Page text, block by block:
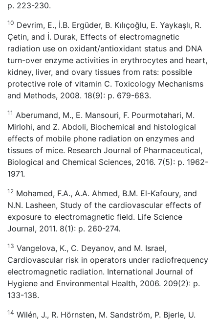
p. 223-230.
10 Devrim, E., İ.B. Ergüder, B. Kılıçoğlu, E. Yaykaşlı, R.
Çetin, and İ. Durak, Effects of electromagnetic
radiation use on oxidant/antioxidant status and DNA
turn-over enzyme activities in erythrocytes and heart,
kidney, liver, and ovary tissues from rats: possible
protective role of vitamin C. Toxicology Mechanisms
and Methods, 2008. 18(9): p. 679-683.
11 Aberumand, M., E. Mansouri, F. Pourmotahari, M.
Mirlohi, and Z. Abdoli, Biochemical and histological
effects of mobile phone radiation on enzymes and
tissues of mice. Research Journal of Pharmaceutical,
Biological and Chemical Sciences, 2016. 7(5): p. 1962-
1971.
12 Mohamed, F.A., A.A. Ahmed, B.M. El-Kafoury, and
N.N. Lasheen, Study of the cardiovascular effects of
exposure to electromagnetic field. Life Science
Journal, 2011. 8(1): p. 260-274.
13 Vangelova, K., C. Deyanov, and M. Israel,
Cardiovascular risk in operators under radiofrequency
electromagnetic radiation. International Journal of
Hygiene and Environmental Health, 2006. 209(2): p.
133-138.
14 Wilén, J., R. Hörnsten, M. Sandström, P. Bjerle, U.